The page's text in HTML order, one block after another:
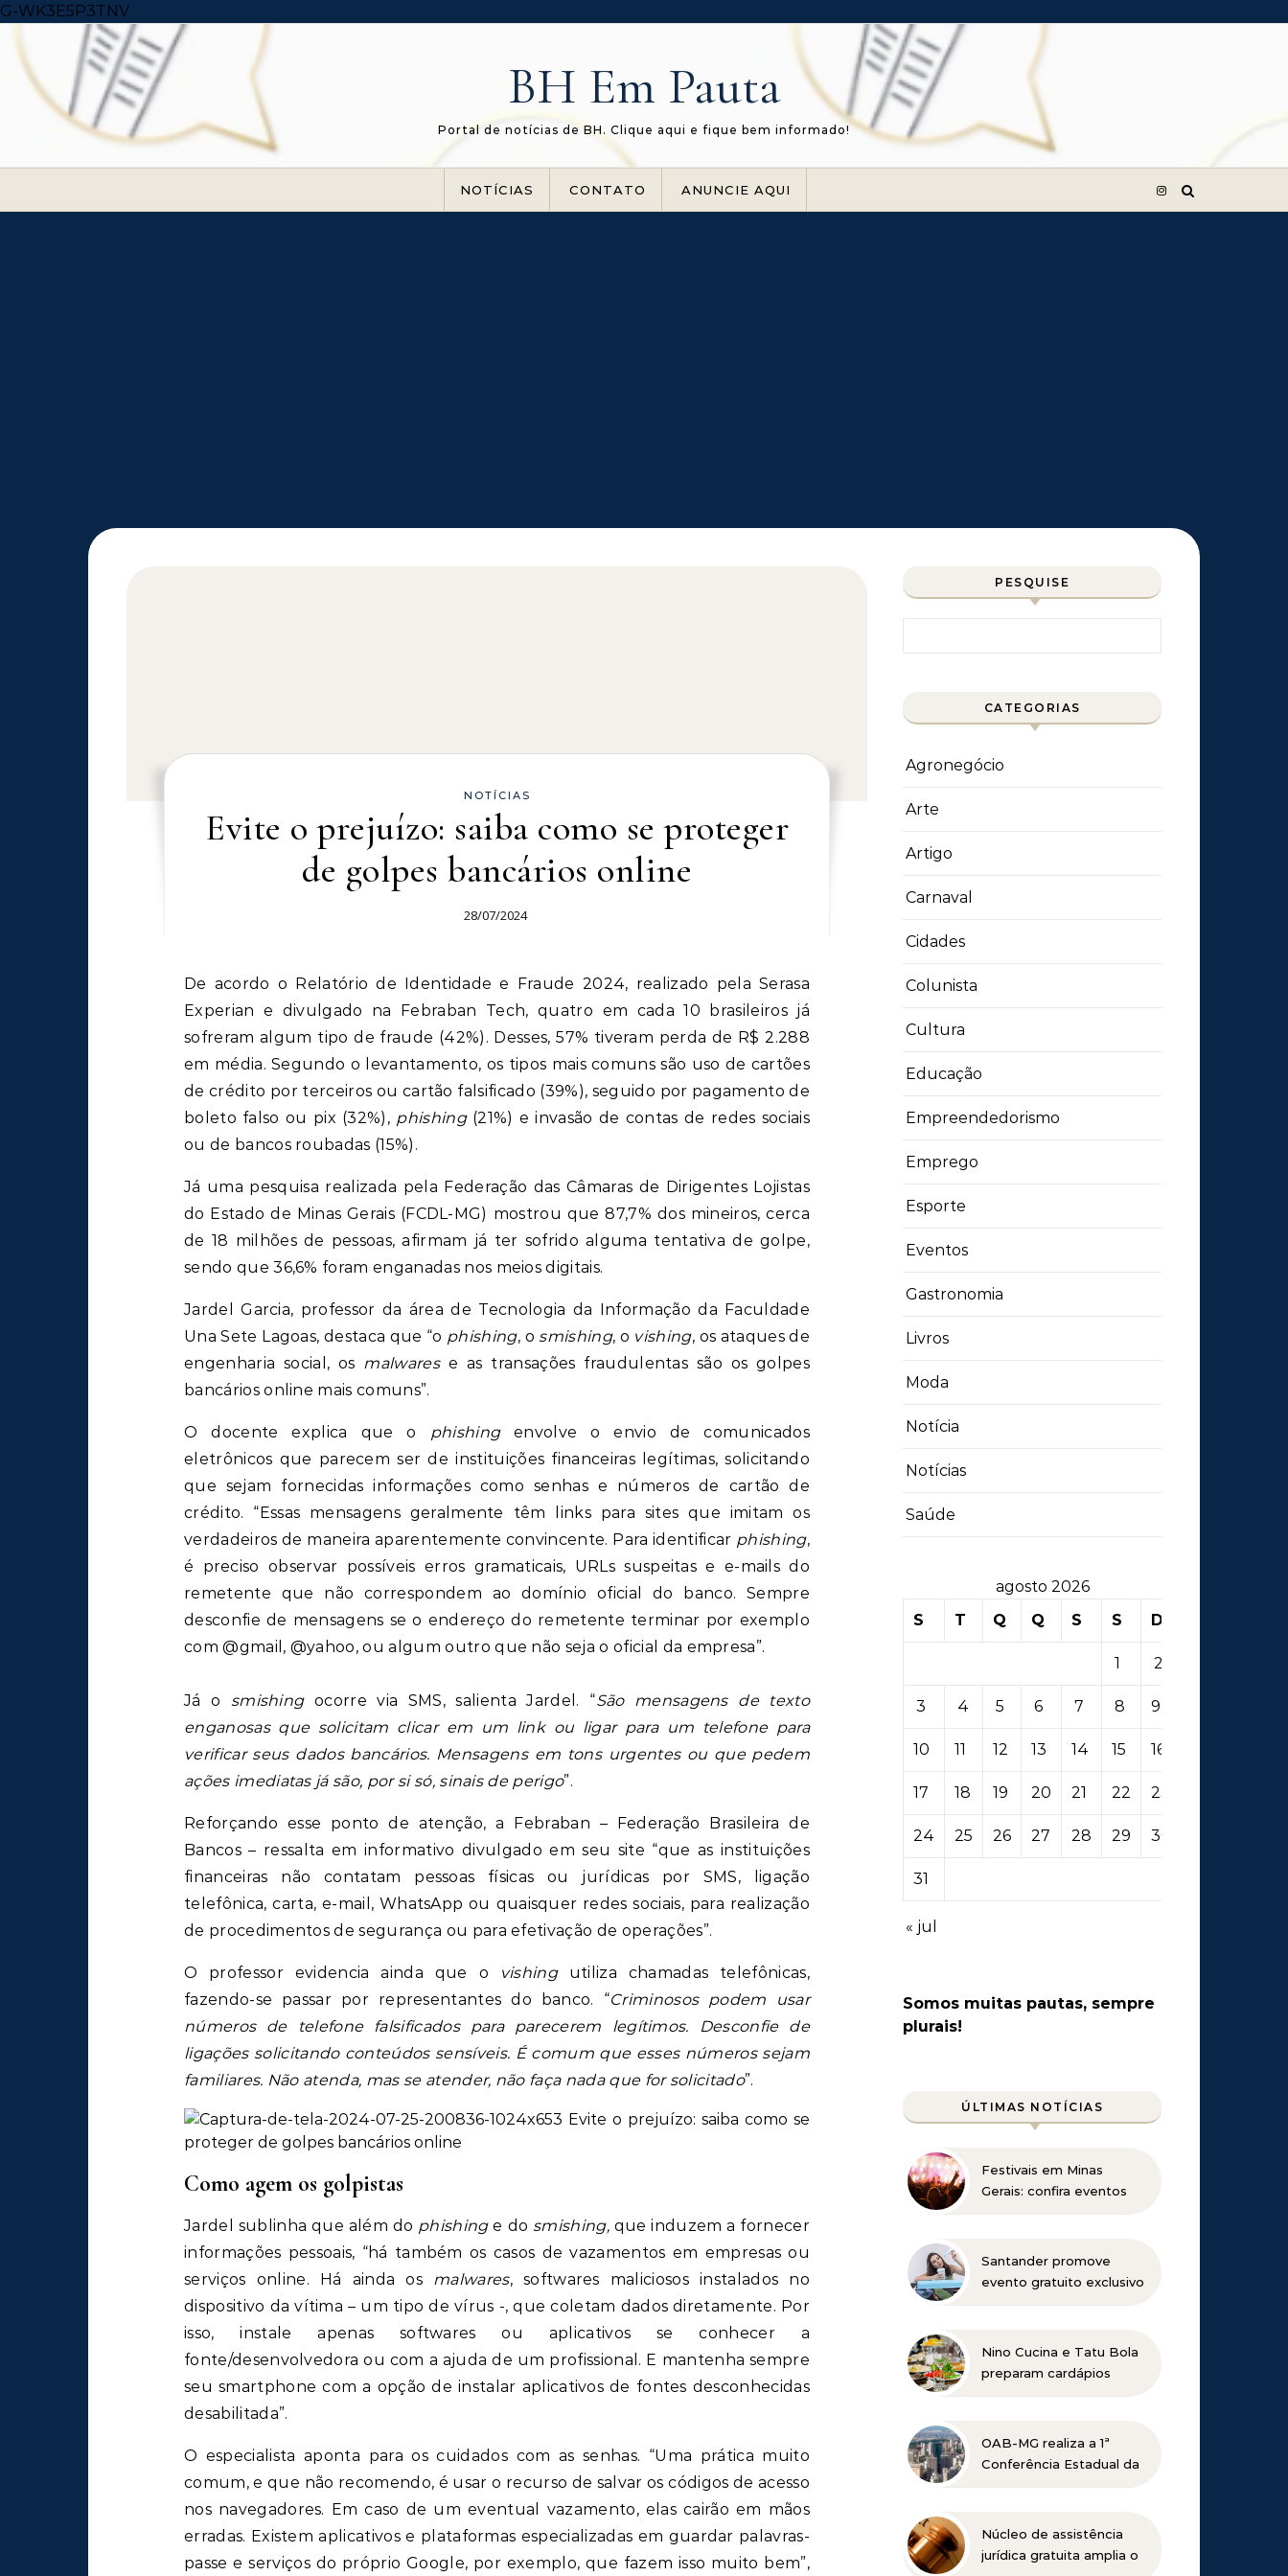
G-WK3E5P3TNVSkip to content
BH Em Pauta
Portal de notícias de BH. Clique aqui e fique bem informado!
NOTÍCIAS CONTATO ANUNCIE AQUI
NOTÍCIAS
Evite o prejuízo: saiba como se proteger
de golpes bancários online
28/07/2024
De acordo o Relatório de Identidade e Fraude 2024, realizado pela Serasa
Experian e divulgado na Febraban Tech, quatro em cada 10 brasileiros já
sofreram algum tipo de fraude (42%). Desses, 57% tiveram perda de R$ 2.288
em média. Segundo o levantamento, os tipos mais comuns são uso de cartões
de crédito por terceiros ou cartão falsificado (39%), seguido por pagamento de
boleto falso ou pix (32%), phishing (21%) e invasão de contas de redes sociais
ou de bancos roubadas (15%).
Já uma pesquisa realizada pela Federação das Câmaras de Dirigentes Lojistas
do Estado de Minas Gerais (FCDL-MG) mostrou que 87,7% dos mineiros, cerca
de 18 milhões de pessoas, afirmam já ter sofrido alguma tentativa de golpe,
sendo que 36,6% foram enganadas nos meios digitais.
Jardel Garcia, professor da área de Tecnologia da Informação da Faculdade
Una Sete Lagoas, destaca que “o phishing, o smishing, o vishing, os ataques de
engenharia social, os malwarese as transações fraudulentas são os golpes
bancários online mais comuns”.
O docente explica que o phishingenvolve o envio de comunicados
eletrônicos que parecem ser de instituições financeiras legítimas, solicitando
que sejam fornecidas informações como senhas e números de cartão de
crédito. “Essas mensagens geralmente têm links para sites que imitam os
verdadeiros de maneira aparentemente convincente. Para identificar phishing,
é preciso observar possíveis erros gramaticais, URLs suspeitas e e-mails do
remetente que não correspondem ao domínio oficial do banco. Sempre
desconfie de mensagens se o endereço do remetente terminar por exemplo
com @gmail, @yahoo, ou algum outro que não seja o oficial da empresa”.
Já o smishingocorre via SMS, salienta Jardel. “São mensagens de texto
enganosas que solicitam clicar em um link ou ligar para um telefone para
verificar seus dados bancários. Mensagens em tons urgentes ou que pedem
ações imediatas já são, por si só, sinais de perigo”.
Reforçando esse ponto de atenção, a Febraban – Federação Brasileira de
Bancos – ressalta em informativo divulgado em seu site “que as instituições
financeiras não contatam pessoas físicas ou jurídicas por SMS, ligação
telefônica, carta, e-mail, WhatsApp ou quaisquer redes sociais, para realização
de procedimentos de segurança ou para efetivação de operações”.
O professor evidencia ainda que o vishingutiliza chamadas telefônicas,
fazendo-se passar por representantes do banco. “Criminosos podem usar
números de telefone falsificados para parecerem legítimos. Desconfie de
ligações solicitando conteúdos sensíveis. É comum que esses números sejam
familiares. Não atenda, mas se atender, não faça nada que for solicitado”.
Como agem os golpistas
Jardel sublinha que além do phishinge do smishing, que induzem a fornecer
informações pessoais, “há também os casos de vazamentos em empresas ou
serviços online. Há ainda os malwares, softwares maliciosos instalados no
dispositivo da vítima – um tipo de vírus -, que coletam dados diretamente. Por
isso, instale apenas softwares ou aplicativos se conhecer a
fonte/desenvolvedora ou com a ajuda de um profissional. E mantenha sempre
seu smartphone com a opção de instalar aplicativos de fontes desconhecidas
desabilitada”.
O especialista aponta para os cuidados com as senhas. “Uma prática muito
comum, e que não recomendo, é usar o recurso de salvar os códigos de acesso
nos navegadores. Em caso de um eventual vazamento, elas cairão em mãos
erradas. Existem aplicativos e plataformas especializadas em guardar palavras-
passe e serviços do próprio Google, por exemplo, que fazem isso muito bem”,
PESQUISE
CATEGORIAS
Agronegócio
Arte
Artigo
Carnaval
Cidades
Colunista
Cultura
Educação
Empreendedorismo
Emprego
Esporte
Eventos
Gastronomia
Livros
Moda
Notícia
Notícias
Saúde
agosto 2026
S
T Q Q S S D
1 2
3 4 5 6 7 8 9
10 11 12 13 14 15 16
17 18 19 20 21 22 23
24 25 26 27 28 29 30
31
« jul
Somos muitas pautas, sempre
plurais!
ÚLTIMAS NOTÍCIAS
Festivais em Minas
Gerais: confira eventos
setembro
Santander promove
evento gratuito exclusivo
Horizonte
Nino Cucina e Tatu Bola
preparam cardápios
OAB-MG realiza a 1ª
Conferência Estadual da
referência nacional
Núcleo de assistência
jurídica gratuita amplia o